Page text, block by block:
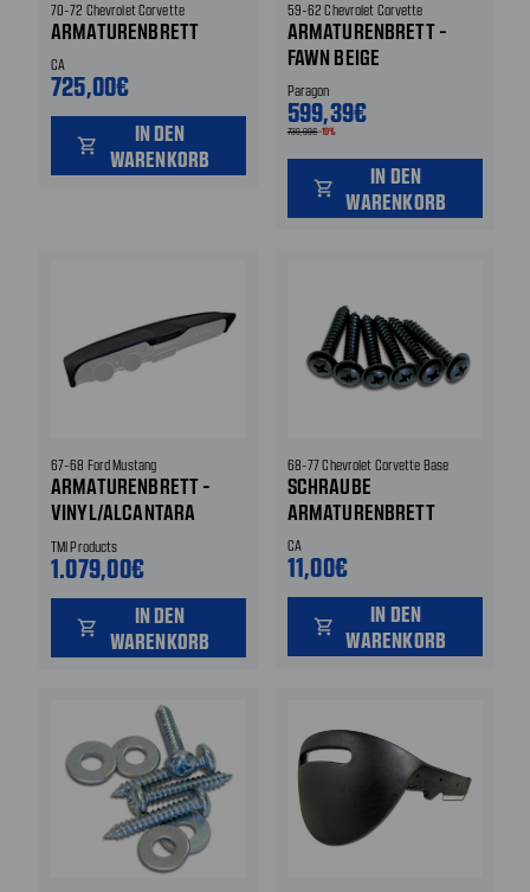
70-72 Chevrolet Corvette
ARMATURENBRETT
CA
725,00€
shopping_cart
IN DEN
WARENKORB
59-62 Chevrolet Corvette
ARMATURENBRETT -
FAWN BEIGE
Paragon
599,39€
739,99€-19%
shopping_cart
IN DEN
WARENKORB
67-68 Ford Mustang
ARMATURENBRETT -
VINYL/ALCANTARA
BEZUG - SPORT R -
SCHWARZ - BLAUE NAHT
TMI Products
1.079,00€
shopping_cart
IN DEN
WARENKORB
68-77 Chevrolet Corvette Base
SCHRAUBE
ARMATURENBRETT
CA
11,00€
shopping_cart
IN DEN
WARENKORB